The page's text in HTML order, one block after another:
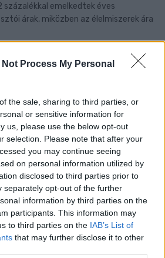
Not Process My Personal
the sale, sharing to third parties, or
or sensitive information for
us, please use the below opt-out
selection. Please note that after your
you may continue seeing
on personal information utilized by
disclosed to third parties prior to
separately opt-out of the further
information by third parties on the
participants. This information may
to third parties on the IAB’s List of
that may further disclose it to other
százalékkal emelkedtek éves
árak, miközben az élelmiszerek ára
Szólj hozzá!